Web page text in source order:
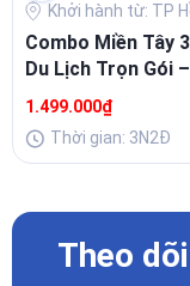
Khởi hành từ: TP
Combo Miền Tây
Du Lịch Trọn Gói
1.499.000₫
Thời gian: 3N2Đ
Theo